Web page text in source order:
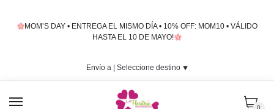
MOM’S DAY • ENTREGA EL MISMO DÍA • 10% OFF: MOM10 • VÁLIDO
HASTA EL 10 DE MAYO!
Envío a | Seleccione destino⯆
0